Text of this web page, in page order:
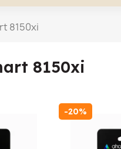
8150xi
8150xi
-20%